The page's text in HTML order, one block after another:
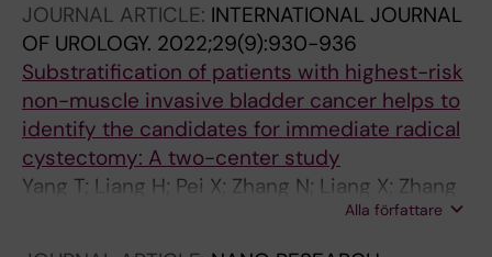
JOURNAL ARTICLE: INTERNATIONAL JOURNAL
OF UROLOGY. 2022;29(9):930-936
Substratification of patients with highest-risk
non-muscle invasive bladder cancer helps to
identify the candidates for immediate radical
cystectomy: A two-center study
Yang T; Liang H; Pei X; Zhang N; Liang X; Zhang
M; Shao Q; Wang L; Ma M; Shi X; Fan JAlla författare